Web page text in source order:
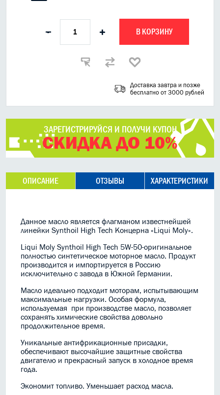
- + В КОРЗИНУ
Доставка завтра и позже
бесплатно от 3000 рублей
ЗАРЕГИСТРИРУЙСЯ И ПОЛУЧИ КУПОН
СКИДКА ДО 10%
ОПИСАНИЕ ОТЗЫВЫ ХАРАКТЕРИСТИКИ
Данное масло является флагманом известнейшей
линейки Synthoil High Tech Концерна «Liqui Moly».
Liqui Moly Synthoil High Tech 5W-50-оригинальное
полностью синтетическое моторное масло. Продукт
производится и импортируется в Россию
исключительно с завода в Южной Германии.
Масло идеально подходит моторам, испытывающим
максимальные нагрузки. Особая формула,
используемая при производстве масло, позволяет
сохранять химические свойства довольно
продолжительное время.
Уникальные антифрикационные присадки,
обеспечивают высочайшие защитные свойства
двигателю и прекрасный запуск в холодное время
года.
Экономит топливо. Уменьшает расход масла.